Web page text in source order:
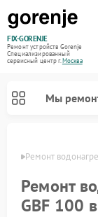
FIX-GORENJE
Ремонт устройств Gorenje
Специализированный
cервисный центр г.Москва
Мы
Ремонт
Ремонт
GBF 100